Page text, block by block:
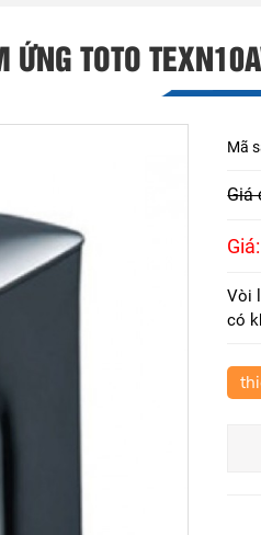
ỨNG TOTO
Mã
Giá
Vòi
có